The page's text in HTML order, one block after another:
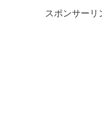
スポンサーリ